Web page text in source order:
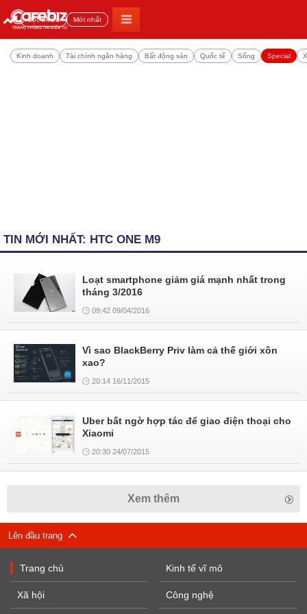
Đọc nhiều Mới nhất
Kinh doanh Tài chính ngân hàng Bất động sản Quốc tế Sống Special
TIN MỚI NHẤT: HTC ONE M9
Loạt smartphone giảm giá mạnh nhất trong
tháng 3/2016
09:42 09/04/2016
Vì sao BlackBerry Priv làm cả thế giới xôn
xao?
20:14 16/11/2015
Uber bất ngờ hợp tác để giao điện thoại cho
Xiaomi
20:30 24/07/2015
Xem thêm
Lên đầu trang
Trang chủ
Xã hội
Kinh tế vĩ mô
Công nghệ